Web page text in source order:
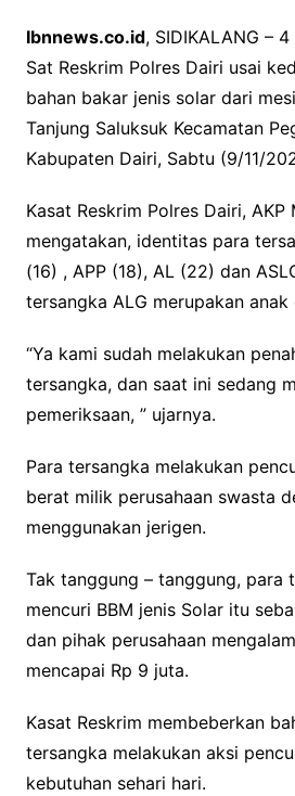
c
e
b
o
o
k
i
t
t
e
r
a
t
s
A
p
p
p
y
L
i
n
k
Ibnnews.co.id, SIDIKALANG –
Sat Reskrim Polres Dairi usai
bahan bakar jenis solar dari
Tanjung Saluksuk Kecamatan
Kabupaten Dairi, Sabtu (9/11/
Kasat Reskrim Polres Dairi, AKP
mengatakan, identitas para
(16) , APP (18), AL (22) dan
tersangka ALG merupakan anak
“Ya kami sudah melakukan
tersangka, dan saat ini sedang
pemeriksaan, ” ujarnya.
Para tersangka melakukan
berat milik perusahaan swasta
menggunakan jerigen.
Tak tanggung – tanggung, para
mencuri BBM jenis Solar itu
dan pihak perusahaan
mencapai Rp 9 juta.
Kasat Reskrim membeberkan
tersangka melakukan aksi
kebutuhan sehari hari.